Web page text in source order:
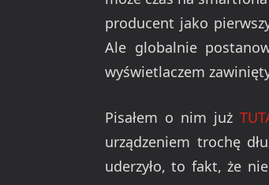
producent jako
Ale globalnie
wyświetlaczem
Pisałem o nim już
urządzeniem trochę
uderzyło, to fakt, że